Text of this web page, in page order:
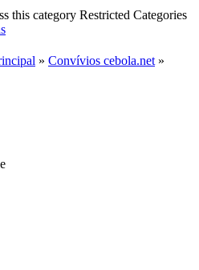
Restricted Categories
» Convívios cebola.net »